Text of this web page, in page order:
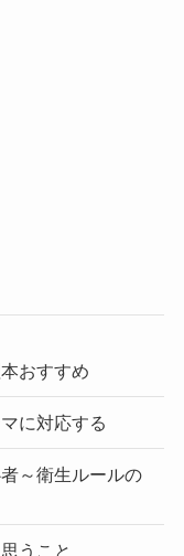
おすすめ
に対応する
～衛生ルールの
うこと